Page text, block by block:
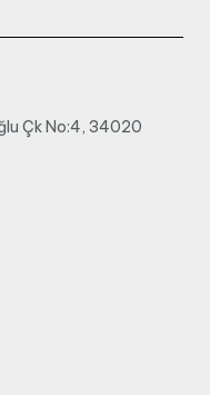
Çk No:4, 34020